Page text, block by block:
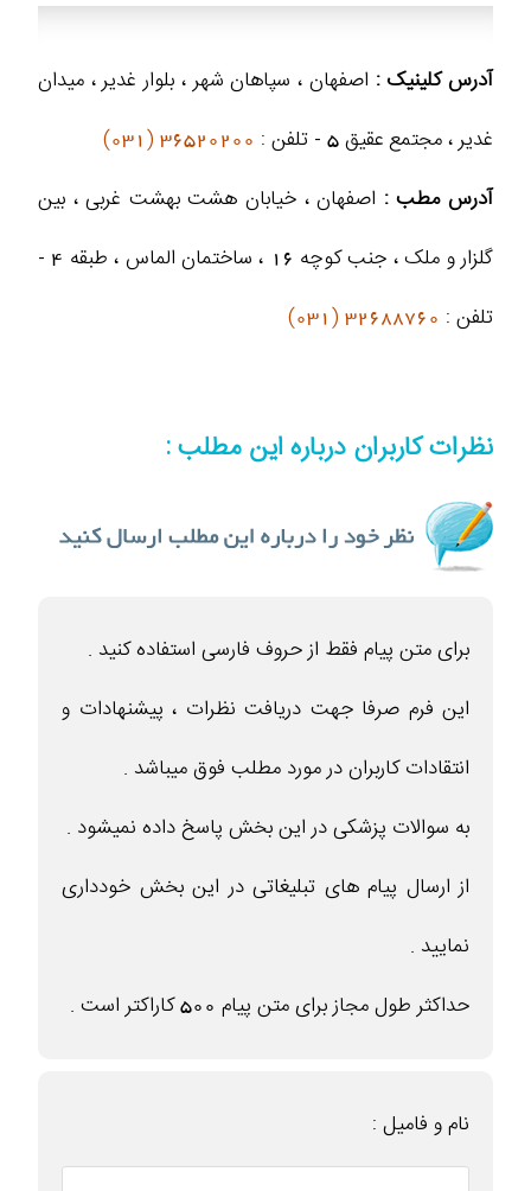
آدرس کلینیک : اصفهان ، سپاهان شهر ، بلوار غدیر ، میدان
غدیر ، مجتمع عقیق 5 - تلفن :
36520200 (031)
آدرس مطب : اصفهان ، خیابان هشت بهشت غربی ، بین
گلزار و ملک ، جنب کوچه 16 ، ساختمان الماس ، طبقه 4 -
تلفن : 32688760 (031)
نظرات کاربران درباره این مطلب :
برای متن پیام فقط از حروف فارسی استفاده کنید .
این فرم صرفا جهت دریافت نظرات ، پیشنهادات و
انتقادات کاربران در مورد مطلب فوق میباشد .
به سوالات پزشکی در این بخش پاسخ داده نمیشود .
از ارسال پیام های تبلیغاتی در این بخش خودداری
نمایید .
حداکثر طول مجاز برای متن پیام 500 کاراکتر است .
نام و فامیل :